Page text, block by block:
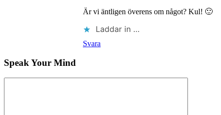
Är vi äntligen överens om något? Kul! 🙂
Laddar in …
Svara
Speak Your Mind